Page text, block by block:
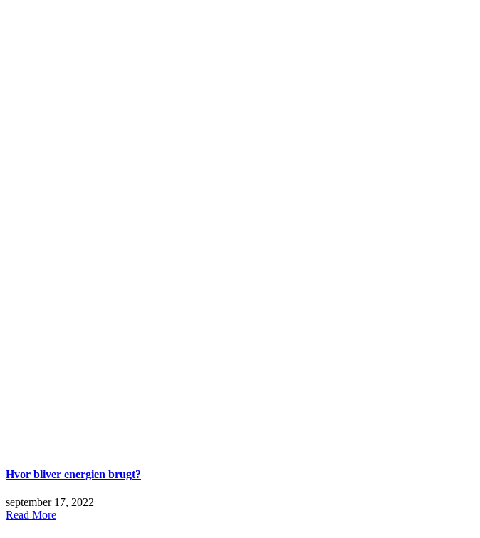
Hvor bliver energien brugt?
september 17, 2022
Read More